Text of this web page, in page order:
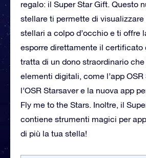
regalo: il Super Star Gift. Questo
stellare ti permette di
stellari a colpo d’occhio e ti offre
esporre direttamente il certificato
tratta di un dono straordinario
elementi digitali, come l’app OSR
l’OSR Starsaver e la nuova app
Fly me to the Stars. Inoltre, il
contiene strumenti magici per
di più la tua stella!